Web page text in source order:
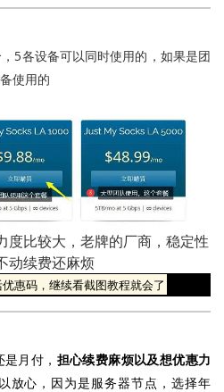
5各设备可以同时使用的，如果是团
使用的
度比较大，老牌的厂商，稳定性
动续费还麻烦
惠码，继续看截图教程就会了
月付， 担心续费麻烦以及想优惠力
放心，因为是服务器节点，选择年